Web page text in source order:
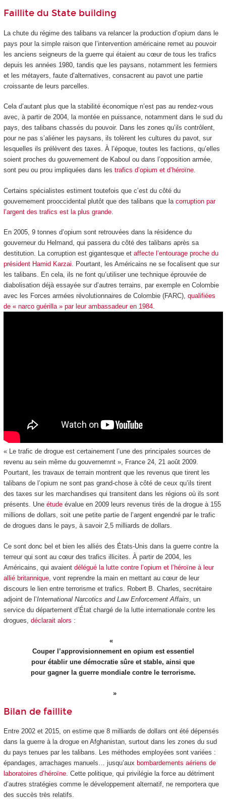
Faillite du State building
La chute du régime des talibans va relancer la production d’opium dans le
pays pour la simple raison que l’intervention américaine remet au pouvoir
les anciens seigneurs de la guerre qui étaient au cœur de tous les trafics
depuis les années 1980, tandis que les paysans, notamment les fermiers
et les métayers, faute d’alternatives, consacrent au pavot une partie
croissante de leurs parcelles.
Cela d’autant plus que la stabilité économique n’est pas au rendez-vous
avec, à partir de 2004, la montée en puissance, notamment dans le sud du
pays, des talibans chassés du pouvoir. Dans les zones qu’ils contrôlent,
pour ne pas s’aliéner les paysans, ils tolèrent les cultures du pavot, sur
lesquelles ils prélèvent des taxes. À l’époque, toutes les factions, qu’elles
soient proches du gouvernement de Kaboul ou dans l’opposition armée,
sont peu ou prou impliquées dans les trafics d’opium et d’héroïne.
Certains spécialistes estiment toutefois que c’est du côté du
gouvernement prooccidental plutôt que des talibans que la corruption par
l’argent des trafics est la plus grande.
En 2005, 9 tonnes d’opium sont retrouvées dans la résidence du
gouverneur du Helmand, qui passera du côté des talibans après sa
destitution. La corruption est gigantesque et affecte l’entourage proche du
président Hamid Karzai. Pourtant, les Américains ne se focalisent que sur
les talibans. En cela, ils ne font qu’utiliser une technique éprouvée de
diabolisation déjà essayée sur d’autres terrains, par exemple en Colombie
avec les Forces armées révolutionnaires de Colombie (FARC), qualifiées
de « narco guérilla » par leur ambassadeur en 1984.
« Le trafic de drogue est certainement l’une des principales sources de
revenu au sein même du gouvernemnt », France 24, 21 août 2009.
Pourtant, les travaux de terrain montrent que les revenus que tirent les
talibans de l’opium ne sont pas grand-chose à côté de ceux qu’ils tirent
des taxes sur les marchandises qui transitent dans les régions où ils sont
présents. Une étudeévalue en 2009 leurs revenus tirés de la drogue à 155
millions de dollars, soit une petite partie de l’argent engendré par le trafic
de drogues dans le pays, à savoir 2,5 milliards de dollars.
Ce sont donc bel et bien les alliés des États-Unis dans la guerre contre la
terreur qui sont au cœur des trafics illicites. À partir de 2004, les
Américains, qui avaient délégué la lutte contre l’opium et l’héroïne à leur
allié britannique, vont reprendre la main en mettant au cœur de leur
discours le lien entre terrorisme et trafics. Robert B. Charles, secrétaire
adjoint de l’International Narcotics and Law Enforcement Affairs , un
service du département d’État chargé de la lutte internationale contre les
drogues, déclarait alors :
Couper l’approvisionnement en opium est essentiel
pour établir une démocratie sûre et stable, ainsi que
pour gagner la guerre mondiale contre le terrorisme.
Bilan de faillite
Entre 2002 et 2015, on estime que 8 milliards de dollars ont été dépensés
dans la guerre à la drogue en Afghanistan, surtout dans les zones du sud
du pays tenues par les talibans. Les méthodes employées sont variées :
épandages, arrachages manuels… jusqu’aux bombardements aériens de
laboratoires d’héroïne. Cette politique, qui privilégie la force au détriment
d’autres stratégies comme le développement alternatif, ne remportera que
des succès très relatifs.